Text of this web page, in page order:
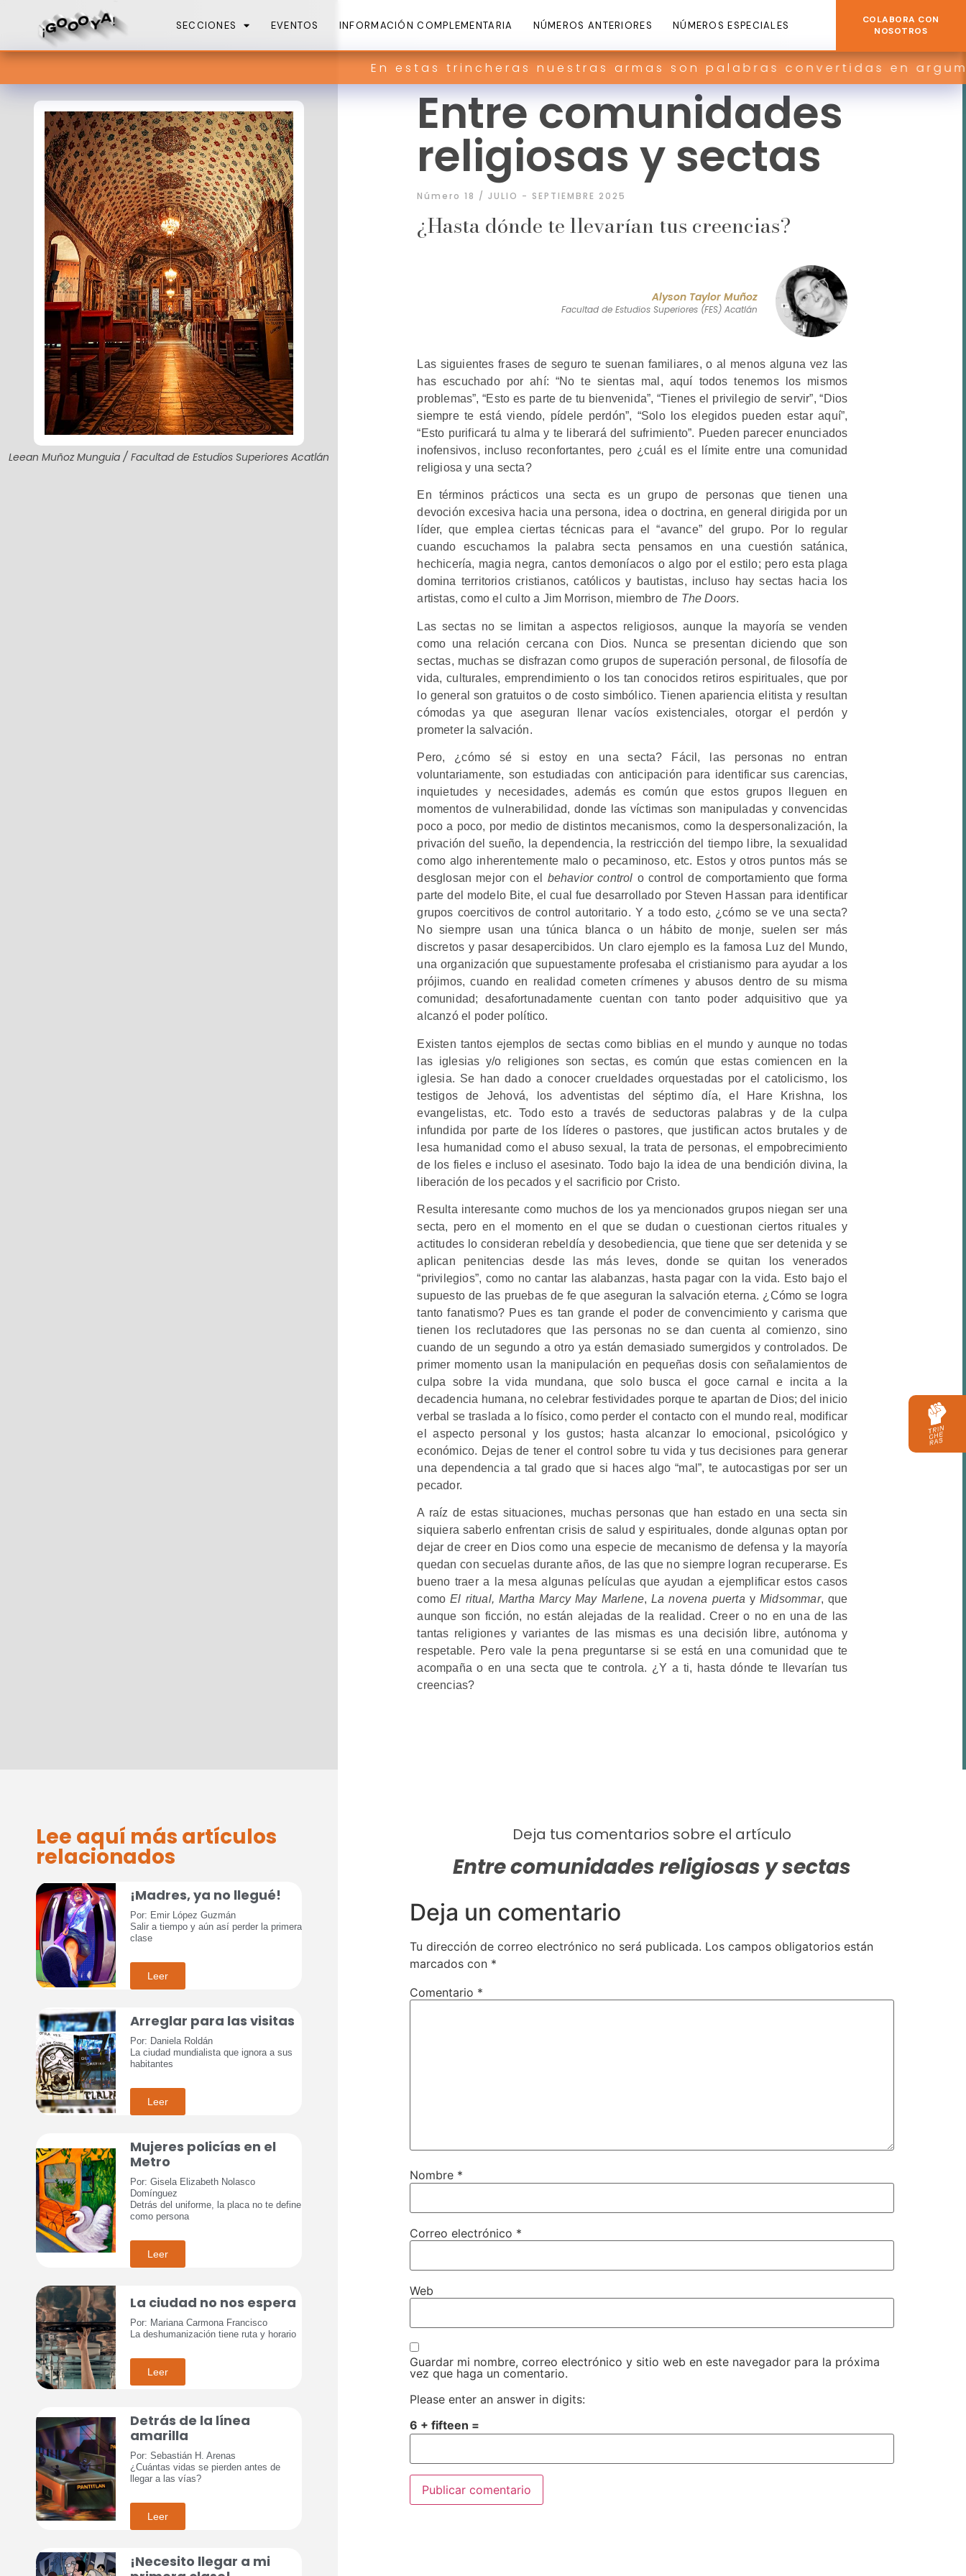
SECCIONES EVENTOS INFORMACIÓN COMPLEMENTARIA NÚMEROS ANTERIORES NÚMEROS ESPECIALES
COLABORA CON
NOSOTROS
En estas trincheras nuestras armas son palabras convertidas en argumentos y
Leean Muñoz Munguia / Facultad de Estudios Superiores Acatlán
Entre comunidades
religiosas y sectas
Número 18 / JULIO - SEPTIEMBRE 2025
¿Hasta dónde te llevarían tus creencias?
Alyson Taylor Muñoz
Facultad de Estudios Superiores (FES) Acatlán
Las siguientes frases de seguro te suenan familiares, o al menos alguna vez las
has escuchado por ahí: “No te sientas mal, aquí todos tenemos los mismos
problemas”, “Esto es parte de tu bienvenida”, “Tienes el privilegio de servir”, “Dios
siempre te está viendo, pídele perdón”, “Solo los elegidos pueden estar aquí”,
“Esto purificará tu alma y te liberará del sufrimiento”. Pueden parecer enunciados
inofensivos, incluso reconfortantes, pero ¿cuál es el límite entre una comunidad
religiosa y una secta?
En términos prácticos una secta es un grupo de personas que tienen una
devoción excesiva hacia una persona, idea o doctrina, en general dirigida por un
líder, que emplea ciertas técnicas para el “avance” del grupo. Por lo regular
cuando escuchamos la palabra secta pensamos en una cuestión satánica,
hechicería, magia negra, cantos demoníacos o algo por el estilo; pero esta plaga
domina territorios cristianos, católicos y bautistas, incluso hay sectas hacia los
artistas, como el culto a Jim Morrison, miembro de The Doors.
Las sectas no se limitan a aspectos religiosos, aunque la mayoría se venden
como una relación cercana con Dios. Nunca se presentan diciendo que son
sectas, muchas se disfrazan como grupos de superación personal, de filosofía de
vida, culturales, emprendimiento o los tan conocidos retiros espirituales, que por
lo general son gratuitos o de costo simbólico. Tienen apariencia elitista y resultan
cómodas ya que aseguran llenar vacíos existenciales, otorgar el perdón y
prometer la salvación.
Pero, ¿cómo sé si estoy en una secta? Fácil, las personas no entran
voluntariamente, son estudiadas con anticipación para identificar sus carencias,
inquietudes y necesidades, además es común que estos grupos lleguen en
momentos de vulnerabilidad, donde las víctimas son manipuladas y convencidas
poco a poco, por medio de distintos mecanismos, como la despersonalización, la
privación del sueño, la dependencia, la restricción del tiempo libre, la sexualidad
como algo inherentemente malo o pecaminoso, etc. Estos y otros puntos más se
desglosan mejor con el behavior control o control de comportamiento que forma
parte del modelo Bite, el cual fue desarrollado por Steven Hassan para identificar
grupos coercitivos de control autoritario. Y a todo esto, ¿cómo se ve una secta?
No siempre usan una túnica blanca o un hábito de monje, suelen ser más
discretos y pasar desapercibidos. Un claro ejemplo es la famosa Luz del Mundo,
una organización que supuestamente profesaba el cristianismo para ayudar a los
prójimos, cuando en realidad cometen crímenes y abusos dentro de su misma
comunidad; desafortunadamente cuentan con tanto poder adquisitivo que ya
alcanzó el poder político.
Existen tantos ejemplos de sectas como biblias en el mundo y aunque no todas
las iglesias y/o religiones son sectas, es común que estas comiencen en la
iglesia. Se han dado a conocer crueldades orquestadas por el catolicismo, los
testigos de Jehová, los adventistas del séptimo día, el Hare Krishna, los
evangelistas, etc. Todo esto a través de seductoras palabras y de la culpa
infundida por parte de los líderes o pastores, que justifican actos brutales y de
lesa humanidad como el abuso sexual, la trata de personas, el empobrecimiento
de los fieles e incluso el asesinato. Todo bajo la idea de una bendición divina, la
liberación de los pecados y el sacrificio por Cristo.
Resulta interesante como muchos de los ya mencionados grupos niegan ser una
secta, pero en el momento en el que se dudan o cuestionan ciertos rituales y
actitudes lo consideran rebeldía y desobediencia, que tiene que ser detenida y se
aplican penitencias desde las más leves, donde se quitan los venerados
“privilegios”, como no cantar las alabanzas, hasta pagar con la vida. Esto bajo el
supuesto de las pruebas de fe que aseguran la salvación eterna. ¿Cómo se logra
tanto fanatismo? Pues es tan grande el poder de convencimiento y carisma que
tienen los reclutadores que las personas no se dan cuenta al comienzo, sino
cuando de un segundo a otro ya están demasiado sumergidos y controlados. De
primer momento usan la manipulación en pequeñas dosis con señalamientos de
culpa sobre la vida mundana, que solo busca el goce carnal e incita a la
decadencia humana, no celebrar festividades porque te apartan de Dios; del inicio
verbal se traslada a lo físico, como perder el contacto con el mundo real, modificar
el aspecto personal y los gustos; hasta alcanzar lo emocional, psicológico y
económico. Dejas de tener el control sobre tu vida y tus decisiones para generar
una dependencia a tal grado que si haces algo “mal”, te autocastigas por ser un
pecador.
A raíz de estas situaciones, muchas personas que han estado en una secta sin
siquiera saberlo enfrentan crisis de salud y espirituales, donde algunas optan por
dejar de creer en Dios como una especie de mecanismo de defensa y la mayoría
quedan con secuelas durante años, de las que no siempre logran recuperarse. Es
bueno traer a la mesa algunas películas que ayudan a ejemplificar estos casos
comoEl ritual, Martha Marcy May Marlene,La novena puerta y Midsommar, que
aunque son ficción, no están alejadas de la realidad. Creer o no en una de las
tantas religiones y variantes de las mismas es una decisión libre, autónoma y
respetable. Pero vale la pena preguntarse si se está en una comunidad que te
acompaña o en una secta que te controla. ¿Y a ti, hasta dónde te llevarían tus
creencias?
Lee aquí más artículos
relacionados
¡Madres, ya no llegué!
Por: Emir López Guzmán
Salir a tiempo y aún así perder la primera
clase
Leer
Arreglar para las visitas
Por: Daniela Roldán
La ciudad mundialista que ignora a sus
habitantes
Leer
Mujeres policías en el
Metro
Por: Gisela Elizabeth Nolasco
Domínguez
Detrás del uniforme, la placa no te define
como persona
Leer
La ciudad no nos espera
Por: Mariana Carmona Francisco
La deshumanización tiene ruta y horario
Leer
Detrás de la línea
amarilla
Por: Sebastián H. Arenas
¿Cuántas vidas se pierden antes de
llegar a las vías?
Leer
¡Necesito llegar a mi
Deja tus comentarios sobre el artículo
Entre comunidades religiosas y sectas
Deja un comentario
Tu dirección de correo electrónico no será publicada. Los campos obligatorios están
marcados con *
Comentario *
Nombre *
Correo electrónico *
Web
Guardar mi nombre, correo electrónico y sitio web en este navegador para la próxima
vez que haga un comentario.
Please enter an answer in digits:
6 + fifteen =